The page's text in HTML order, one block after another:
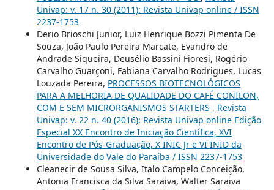
Univap: v. 17 n. 30 (2011): Revista Univap online / ISSN
2237-1753
Derio Brioschi Junior, Luiz Henrique Bozzi Pimenta De
Souza, João Paulo Pereira Marcate, Evandro de
Andrade Siqueira, Deusélio Bassini Fioresi, Rogério
Carvalho Guarçoni, Fabiana Carvalho Rodrigues, Lucas
Louzada Pereira, PROCESSOS BIOTECNOLÓGICOS
PARA A MELHORIA DE QUALIDADE DO CAFÉ CONILON,
COM E SEM MICRORGANISMOS STARTERS , Revista
Univap: v. 22 n. 40 (2016): Revista Univap online Edição
Especial XX Encontro de Iniciação Científica, XVI
Encontro de Pós-Graduação, X INIC Jr e VI INID da
Universidade do Vale do Paraíba / ISSN 2237-1753
Cleanecir de Sousa Silva, Italo Campelo Conceição,
Antonia Francisca da Silva Saraiva, Walter Saraiva